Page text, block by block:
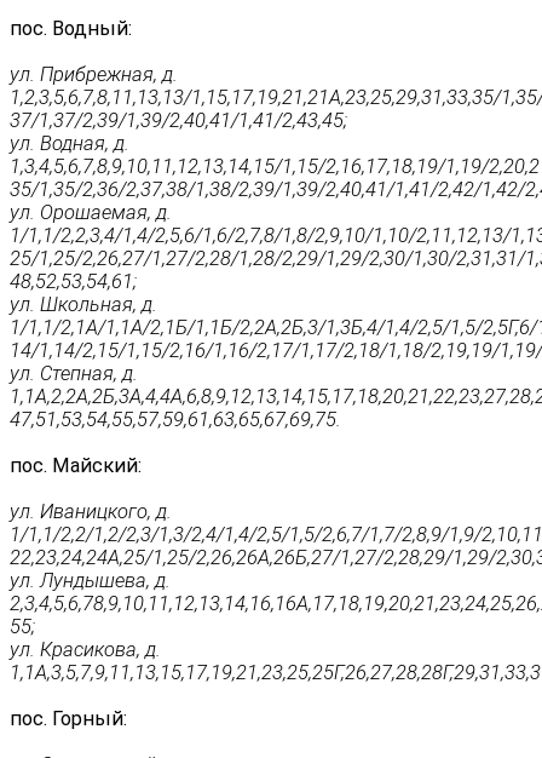
пос. Водный:
ул. Прибрежная, д.
1,2,3,5,6,7,8,11,13,13/1,15,17,19,21,21А,23,25,29,31,33,35/
37/1,37/2,39/1,39/2,40,41/1,41/2,43,45;
ул. Водная, д.
1,3,4,5,6,7,8,9,10,11,12,13,14,15/1,15/2,16,17,18,19/1,19/
35/1,35/2,36/2,37,38/1,38/2,39/1,39/2,40,41/1,41/2,42/1,42/
ул. Орошаемая, д.
1/1,1/2,2,3,4/1,4/2,5,6/1,6/2,7,8/1,8/2,9,10/1,10/2,11,12,13/
25/1,25/2,26,27/1,27/2,28/1,28/2,29/1,29/2,30/1,30/2,31,31/
48,52,53,54,61;
ул. Школьная, д.
1/1,1/2,1А/1,1А/2,1Б/1,1Б/2,2А,2Б,3/1,3Б,4/1,4/2,5/1,5/
14/1,14/2,15/1,15/2,16/1,16/2,17/1,17/2,18/1,18/2,19,19/
ул. Степная, д.
47,51,53,54,55,57,59,61,63,65,67,69,75.
пос. Майский:
ул. Иваницкого, д.
1/1,1/2,2/1,2/2,3/1,3/2,4/1,4/2,5/1,5/2,6,7/1,7/2,8,9/1,9/
22,23,24,24А,25/1,25/2,26,26А,26Б,27/1,27/2,28,29/1,29/
ул. Лундышева, д.
55;
ул. Красикова, д.
пос. Горный: